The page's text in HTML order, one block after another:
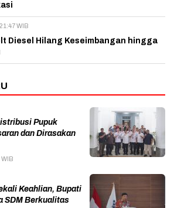
WIB
Diesel Hilang Keseimbangan hingga
Pupuk
dan Dirasakan
Keahlian, Bupati
SDM Berkualitas